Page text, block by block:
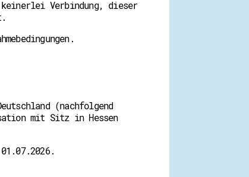
keinerlei Verbindung, dieser
(nachfolgend
mit Sitz in Hessen